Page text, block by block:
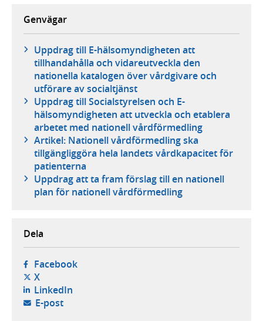
Genvägar
Uppdrag till E-hälsomyndigheten att
tillhandahålla och vidareutveckla den
nationella katalogen över vårdgivare och
utförare av socialtjänst
Uppdrag till Socialstyrelsen och E-
hälsomyndigheten att utveckla och etablera
arbetet med nationell vårdförmedling
Artikel: Nationell vårdförmedling ska
tillgängliggöra hela landets vårdkapacitet för
patienterna
Uppdrag att ta fram förslag till en nationell
plan för nationell vårdförmedling
Dela
Facebook- öppnas i ny flik, extern webbplats,
X- öppnas i ny flik, extern webbplats,
LinkedIn- öppnas i ny flik, extern webbplats,
E-post- öppnar din e-postklient,